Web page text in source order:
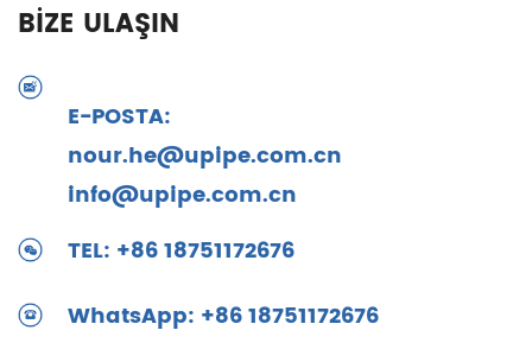
BİZE ULAŞIN
E-POSTA:
nour.he@upipe.com.cn
info@upipe.com.cn
TEL: +86 18751172676
WhatsApp: +86 18751172676